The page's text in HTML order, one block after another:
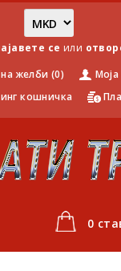
се или
желби (0)
кошничка
0